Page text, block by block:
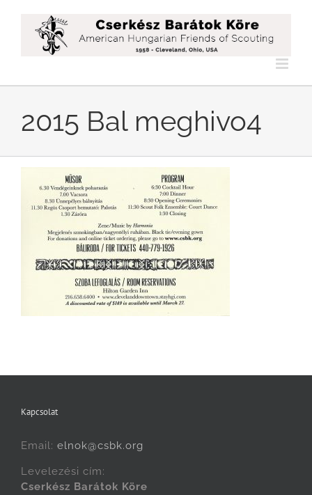
2015 Bal meghivo4
Kapcsolat
Email: elnok@csbk.org
Levelezési cím:
Cserkész Barátok Köre